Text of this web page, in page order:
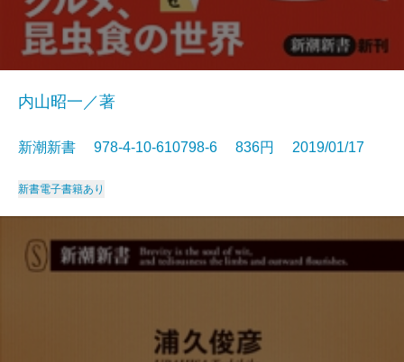
内山昭一／著
新潮新書 978-4-10-610798-6 836円 2019/01/17
新書電子書籍あり